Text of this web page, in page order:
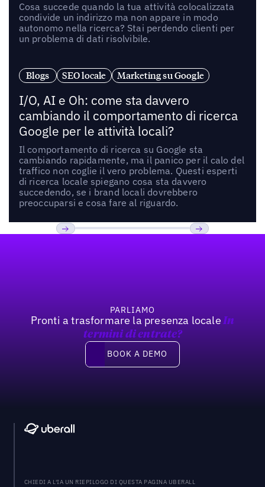
Cosa succede quando la tua attività colocalizzata
condivide un indirizzo ma non appare in modo
autonomo nella ricerca? Stai perdendo clienti per
un problema di dati risolvibile.
Blogs SEO locale Marketing su Google
I/O, AI e Oh: come sta davvero
cambiando il comportamento di ricerca
Google per le attività locali?
Il comportamento di ricerca su Google sta
cambiando rapidamente, ma il panico per il calo del
traffico non coglie il vero problema. Questi esperti
di ricerca locale spiegano cosa sta davvero
succedendo, se i brand locali dovrebbero
preoccuparsi e cosa fare al riguardo.
PARLIAMO
Pronti a trasformare la presenza locale In
termini di entrate?
Book a demo
BOOK A DEMO
CHIEDI A L'IA UN RIEPILOGO DI QUESTA PAGINA UBERALL